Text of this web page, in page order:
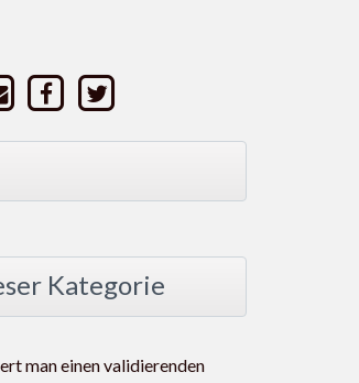
Kategorie
man einen validierenden